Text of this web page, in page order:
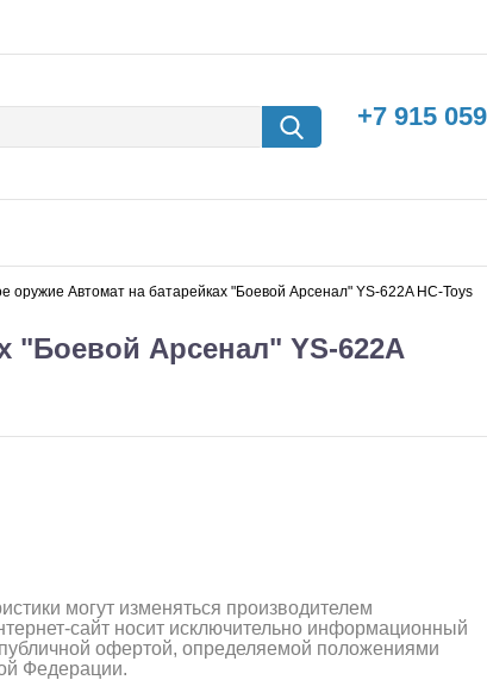
+7 915
Машины с
оружие Автомат на батарейках "Боевой Арсенал" YS-622A HC-Toys
"Боевой Арсенал" YS-622A
могут изменяться производителем
сайт носит исключительно информационный
офертой, определяемой положениями
Федерации.